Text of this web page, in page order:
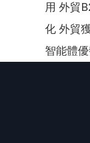
用 外貿
化 外貿
智能體